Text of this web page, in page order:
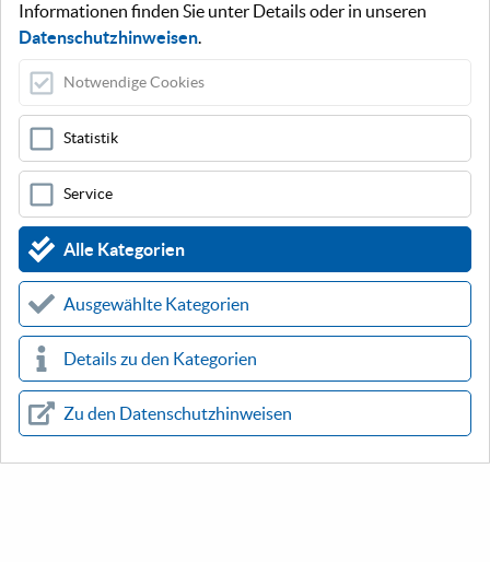
Kabelfarbe Grün
Leiter
Anzahl der Leiter 4 × Twisted Pair (8 Adern)
Leitermaterial
Hochreines sauerstofffreies
Beilauf-Litze
Konventioneller symmetrischer
Informationen finden Sie unter Details oder in unseren
Datenschutzhinweisen.
Notwendige Cookies
Statistik
Service
Alle Kategorien
Ausgewählte Kategorien
Details zu den Kategorien
Zu den Datenschutzhinweisen